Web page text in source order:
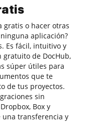
gratis o hacer otras
aplicación?
Es fácil, intuitivo y
de DocHub,
súper útiles para
que te
de tus proyectos.
sin
Box y
una transferencia y